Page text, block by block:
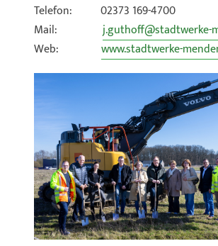
Telefon: 02373 169-4700
Mail:j.guthoff@stadtwerke-
Web: www.stadtwerke-